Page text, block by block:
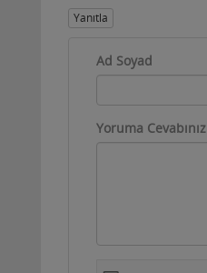
Yanıtla
Ad Soyad
Yoruma Cevabınız